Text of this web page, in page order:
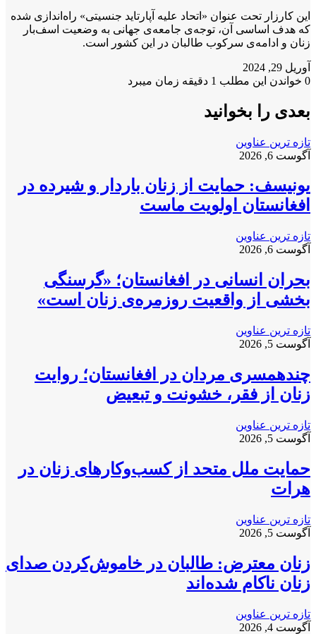
این کارزار تحت عنوان «اتحاد علیه آپارتاید جنسیتی» راه‌اندازی شده
که هدف اساسی آن، توجه‌ی جامعه‌ی جهانی به وضعیت اسف‌بار
زنان و ادامه‌ی سرکوب طالبان در این کشور است.
آوریل 29, 2024
0 خواندن این مطلب 1 دقیقه زمان میبرد
بعدی را بخوانید
تازه ترین عناوین
آگوست 6, 2026
یونیسف: حمایت از زنان باردار و شیرده در
افغانستان اولویت ماست
تازه ترین عناوین
آگوست 6, 2026
بحران انسانی در افغانستان؛ «گرسنگی
بخشی از واقعیت روزمره‌ی زنان است»
تازه ترین عناوین
آگوست 5, 2026
چندهمسری مردان در افغانستان؛ روایت
زنان از فقر، خشونت و تبعیض
تازه ترین عناوین
آگوست 5, 2026
حمایت ملل متحد از کسب‌وکارهای زنان در
هرات
تازه ترین عناوین
آگوست 5, 2026
زنان معترض: طالبان در خاموش‌کردن صدای
زنان ناکام شده‌اند
تازه ترین عناوین
آگوست 4, 2026